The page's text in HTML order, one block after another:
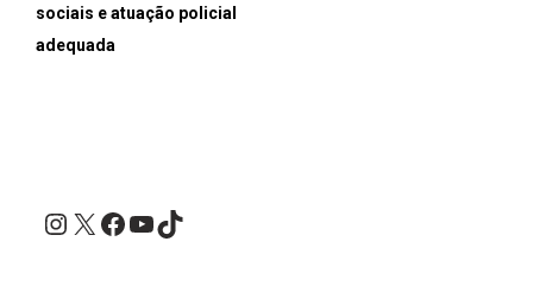
sociais e atuação policial
adequada
Instagram
X Facebook
YouTube